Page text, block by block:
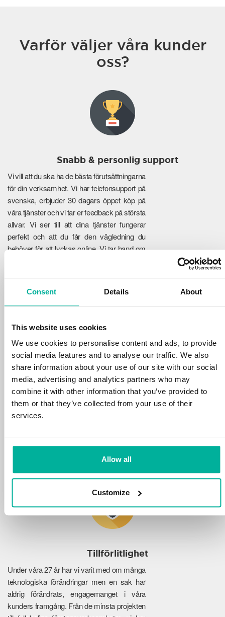
Consent Details About
This website uses cookies
We use cookies to personalise content and ads, to provide
social media features and to analyse our traffic. We also
share information about your use of our site with our social
media, advertising and analytics partners who may
combine it with other information that you’ve provided to
them or that they’ve collected from your use of their
services.
Allow all
Customize
Varför väljer våra kunder
oss?
Snabb & personlig support
Vi vill att du ska ha de bästa förutsättningarna
för din verksamhet. Vi har telefonsupport på
svenska, erbjuder 30 dagars öppet köp på
våra tjänster och vi tar er feedback på största
allvar. Vi ser till att dina tjänster fungerar
perfekt och att du får den vägledning du
behöver för att lyckas online. Vi tar hand om
99,99% upptid
Vi skyddar din personliga data och motverkar
störningar i dina tjänster med de allra bästa
verktyg marknaden har att erbjuda mot
hackerattacker, botnet och phising. Vår
skalbarhet och stabilitet med 99,9% upptid
Tillförlitlighet
Under våra 27 år har vi varit med om många
teknologiska förändringar men en sak har
aldrig förändrats, engagemanget i våra
kunders framgång. Från de minsta projekten